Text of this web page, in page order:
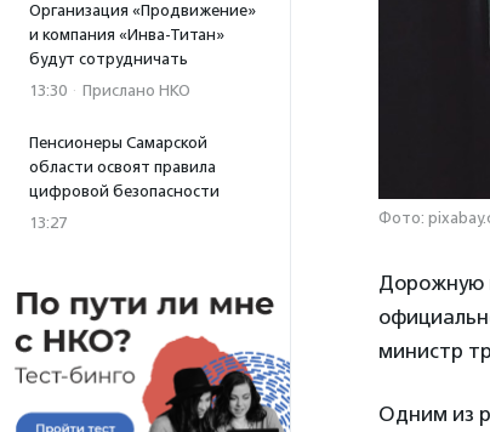
Организация «Продвижение»
и компания «Инва-Титан»
будут сотрудничать
13:30 · Прислано НКО
Пенсионеры Самарской
области освоят правила
цифровой безопасности
13:27
Фото:
Дорожную
министр
Одним из